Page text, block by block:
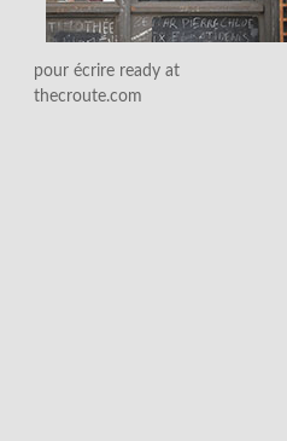
pour écrire ready at
thecroute.com